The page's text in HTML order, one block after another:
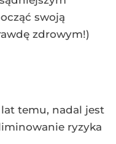
swoją
zdrowym!)
temu, nadal jest
ryzyka